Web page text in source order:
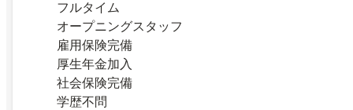
フルタイム
オープニングスタッフ
雇用保険完備
厚生年金加入
社会保険完備
学歴不問